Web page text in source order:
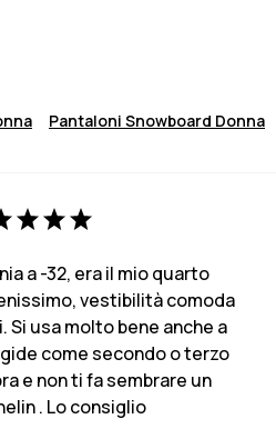
Pantaloni Snowboard Donna
a -32, era il mio quarto
vestibilità comoda
usa molto bene anche a
come secondo o terzo
e non ti fa sembrare un
. Lo consiglio